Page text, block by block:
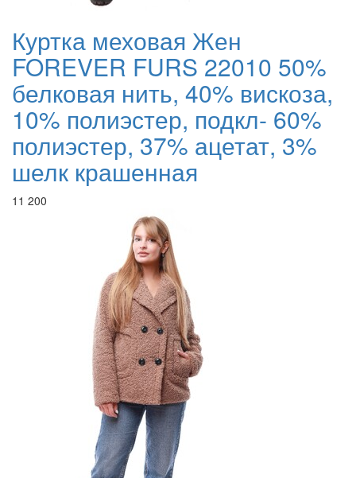
Куртка меховая Жен
FOREVER FURS 22010 50%
белковая нить, 40% вискоза,
10% полиэстер, подкл- 60%
полиэстер, 37% ацетат, 3%
шелк крашенная
11 200